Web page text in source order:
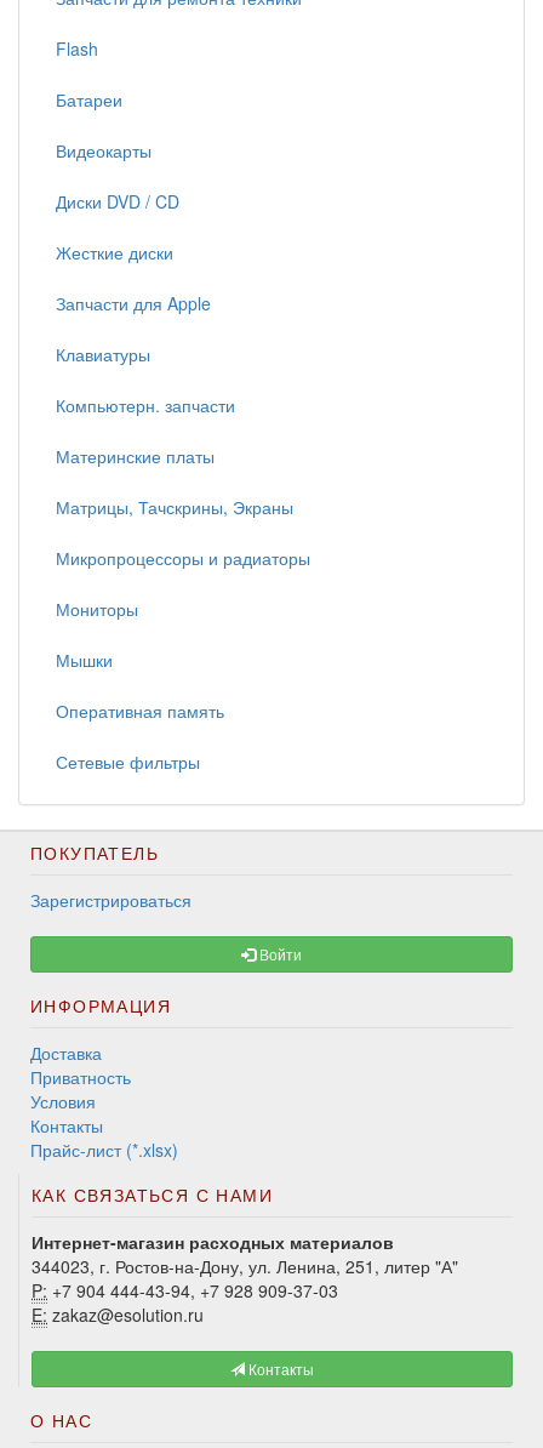
Flash
Батареи
Видеокарты
Диски DVD / CD
Жесткие диски
Запчасти для Apple
Клавиатуры
Компьютерн. запчасти
Материнские платы
Матрицы, Тачскрины, Экраны
Микропроцессоры и радиаторы
Мониторы
Мышки
Оперативная память
Сетевые фильтры
ПОКУПАТЕЛЬ
Зарегистрироваться
Войти
ИНФОРМАЦИЯ
Доставка
Приватность
Условия
Контакты
Прайс-лист (*.xlsx)
КАК СВЯЗАТЬСЯ С НАМИ
Интернет-магазин расходных материалов
344023, г. Ростов-на-Дону, ул. Ленина, 251, литер "А"
P: +7 904 444-43-94, +7 928 909-37-03
E: zakaz@esolution.ru
Контакты
О НАС